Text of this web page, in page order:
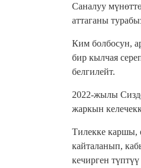
Саналуу
аттаганы
Ким болбосун,
бир кылчая
белгилейт.
2022-жылы
жаркын
Тилекке каршы,
кайталанып,
кечирген